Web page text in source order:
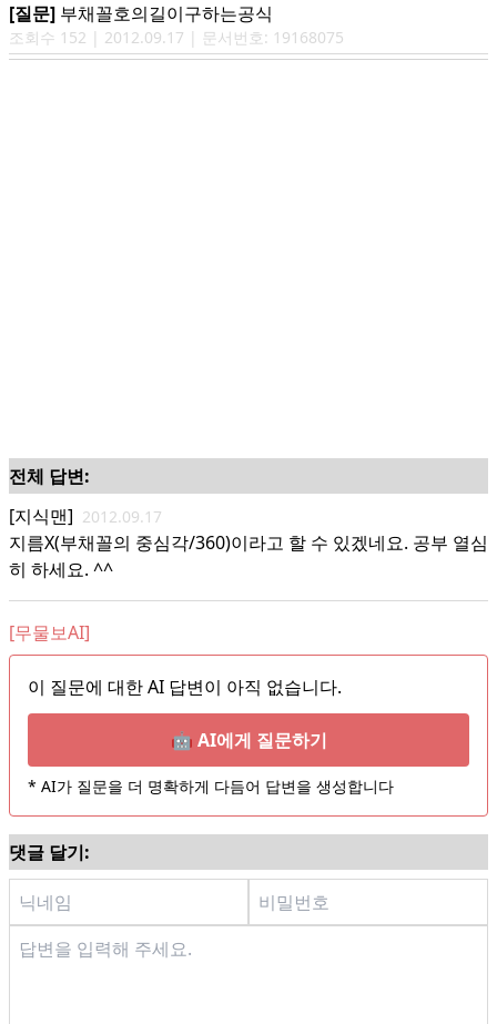
[질문] 부채꼴호의길이구하는공식
조회수 152 | 2012.09.17 | 문서번호: 19168075
전체 답변:
[지식맨] 2012.09.17
지름X(부채꼴의 중심각/360)이라고 할 수 있겠네요. 공부 열심
히 하세요. ^^
[무물보AI]
이 질문에 대한 AI 답변이 아직 없습니다.
🤖 AI에게 질문하기
* AI가 질문을 더 명확하게 다듬어 답변을 생성합니다
댓글 달기: